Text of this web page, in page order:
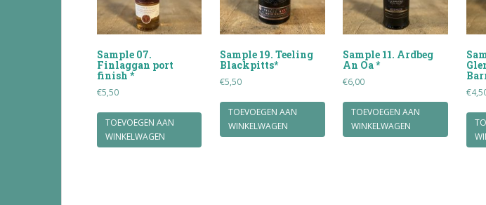
Sample 07.
Finlaggan port
finish *
€5,50
TOEVOEGEN AAN
WINKELWAGEN
Sample 19. Teeling
Blackpitts*
€5,50
TOEVOEGEN AAN
WINKELWAGEN
Sample 11. Ardbeg
An Oa *
€6,00
TOEVOEGEN AAN
WINKELWAGEN
€